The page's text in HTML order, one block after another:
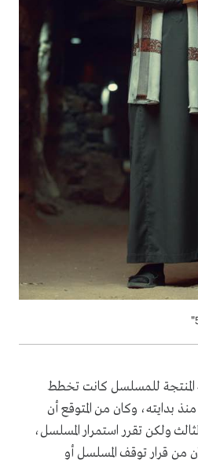
المنتجة للمسلسل كانت تخطط
منذ بدايته، وكان من المتوقع أن
ولكن تقرر استمرار المسلسل،
من قرار توقف المسلسل أو